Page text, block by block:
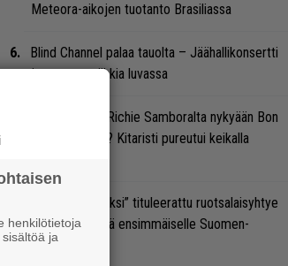
Meteora-aikojen tuotanto Brasiliassa
Blind Channel palaa tauolta – Jäähallikonsertti
ja uutta musiikkia luvassa
Miten sujuvat Richie Samboralta nykyään Bon
Jovi -hommat? Kitaristi pureutui keikalla
”Uudeksi Kentiksi” tituleerattu ruotsalaisyhtye
saapuu syksyllä ensimmäiselle Suomen-
kiertueelleen
henkilötietoja
ja